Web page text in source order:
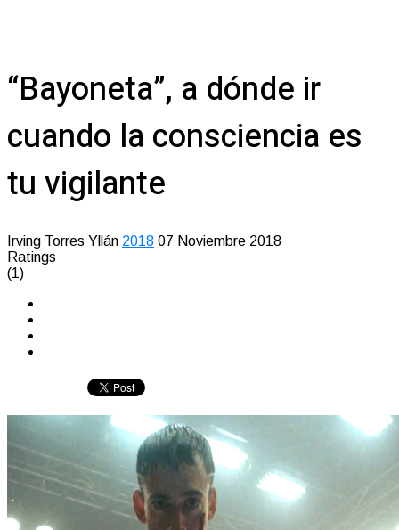
“Bayoneta”, a dónde ir
cuando la consciencia es
tu vigilante
Irving Torres Yllán 2018 07 Noviembre 2018
Ratings
(1)